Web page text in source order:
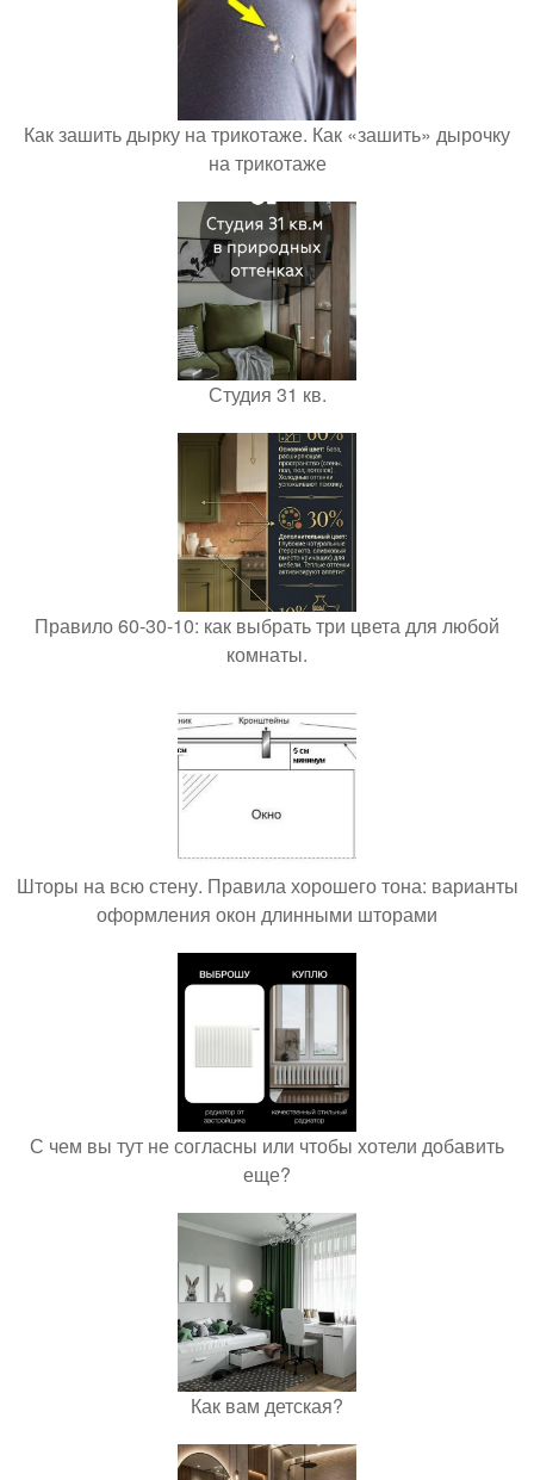
Как зашить дырку на трикотаже. Как «зашить» дырочку
на трикотаже
Студия 31 кв.
Правило 60-30-10: как выбрать три цвета для любой
комнаты.
Шторы на всю стену. Правила хорошего тона: варианты
оформления окон длинными шторами
С чем вы тут не согласны или чтобы хотели добавить
еще?
Как вам детская?